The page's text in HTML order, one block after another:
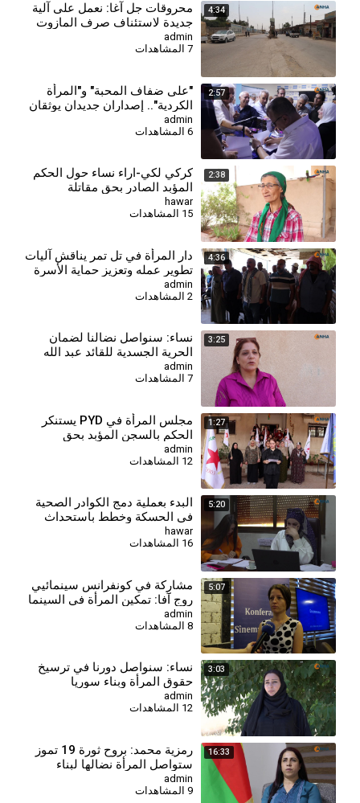
4:34
⁣محروقات جل آغا: نعمل على آلية
جديدة لاستئناف صرف المازوت
الخدمي لمستحقيه
admin
7 المشاهدات
2:57
⁣"على ضفاف المحبة" و"المرأة
الكردية".. إصداران جديدان يوثقان
الهوية والذاكرة
admin
6 المشاهدات
2:38
كركي لكي-اراء نساء حول الحكم
المؤبد الصادر بحق مقاتلة
جيجك-8-1
hawar
15 المشاهدات
4:36
دار المرأة في تل تمر يناقش آليات
تطوير عمله وتعزيز حماية الأسرة
والمجتمع
admin
2 المشاهدات
3:25
⁣نساء: سنواصل نضالنا لضمان
الحرية الجسدية للقائد عبد الله
أوجلان
admin
1:27
مجلس المرأة في PYD يستنكر
الحكم بالسجن المؤبد بحق
المقاتلة جيجك كوباني
admin
12 المشاهدات
5:20
البدء بعملية دمج الكوادر الصحية
في الحسكة وخطط باستحداث
مراكز جديدة
hawar
16 المشاهدات
5:07
مشارِكة في كونفرانس سينمائيي
روج آفا: تمكين المرأة في السينما
هدفنا الأول
admin
8 المشاهدات
3:03
⁣نساء: سنواصل دورنا في ترسيخ
حقوق المرأة وبناء سوريا
الديمقراطية
admin
12 المشاهدات
16:33
⁣رمزية محمد: بروح ثورة 19 تموز
ستواصل المرأة نضالها لبناء
سوريا المستقبل
admin